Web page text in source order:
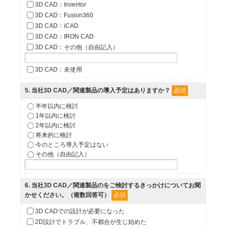
3D CAD：Inventor
3D CAD：Fusion360
3D CAD：iCAD
3D CAD：IRON CAD
3D CAD：その他（自由記入）
3D CAD：未使用
5. 当社3D CAD／関連製品の導入予定はありますか？ 必須
半年以内に検討
1年以内に検討
2年以内に検討
将来的に検討
今のところ導入予定はない
その他（自由記入）
6. 当社3D CAD／関連製品のをご検討するきっかけについてお聞
かせください。（複数回答可）
必須
3D CADでの設計が必要になった
2D設計でトラブル、不都合が生じ始めた